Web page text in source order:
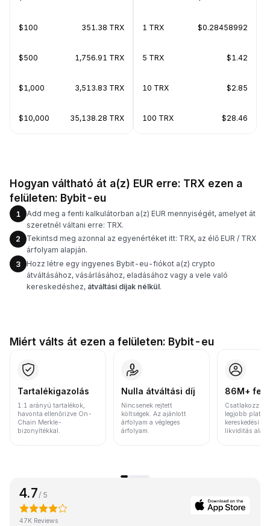
$100 351.38 TRX
$500 1,756.91 TRX
$1,000 3,513.83 TRX
$10,000 35,138.28 TRX
1 TRX $0.28458992
5 TRX $1.42
10 TRX $2.85
100 TRX $28.46
Hogyan váltható át a(z) EUR erre: TRX ezen a
felületen: Bybit-eu
1
Add meg a fenti kalkulátorban a(z) EUR mennyiségét, amelyet át
szeretnél váltani erre: TRX.
2
Tekintsd meg azonnal az egyenértéket itt: TRX, az élő EUR / TRX
árfolyam alapján.
3
Hozz létre egy ingyenes Bybit-eu-fiókot a(z) crypto
átváltásához, vásárlásához, eladásához vagy a vele való
kereskedéshez, átváltási díjak nélkül.
Miért válts át ezen a felületen: Bybit-eu
Tartalékigazolás
1:1 arányú tartalékok,
havonta ellenőrizve On-
Chain Merkle-
bizonyítékkal.
Nulla átváltási díj
Nincsenek rejtett
költségek. Az ajánlott
árfolyam a végleges
árfolyam.
86M+
Csatlakozz a
legjobb
kereskedési
likviditás
4.7 / 5
47K Reviews